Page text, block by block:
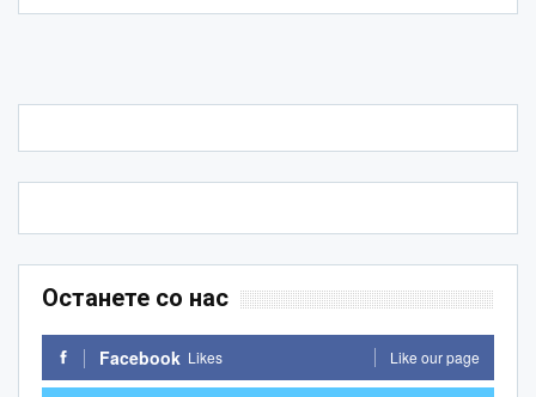
Останете со нас
Facebook Likes Like our page